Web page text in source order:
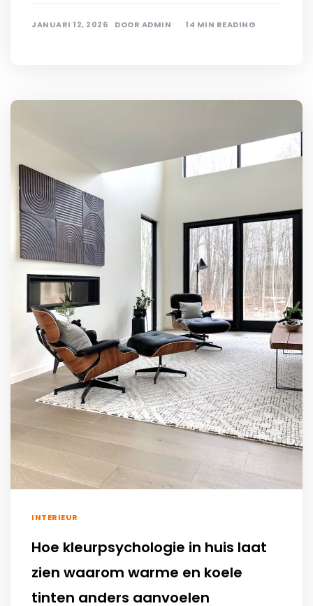
JANUARI 12, 2026 DOOR ADMIN 14 MIN READING
INTERIEUR
Hoe kleurpsychologie in huis laat
zien waarom warme en koele
tinten anders aanvoelen